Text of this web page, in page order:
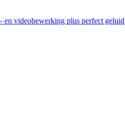
en videobewerking plus perfect geluid